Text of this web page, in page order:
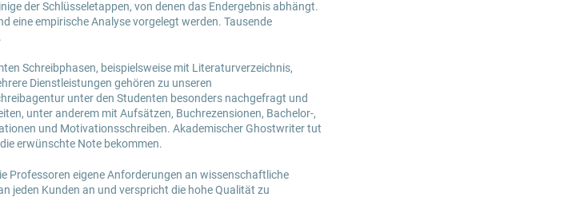
der Schlüsseletappen, von denen das Endergebnis abhängt.
eine empirische Analyse vorgelegt werden. Tausende
Schreibphasen, beispielsweise mit Literaturverzeichnis,
Dienstleistungen gehören zu unseren
unter den Studenten besonders nachgefragt und
unter anderem mit Aufsätzen, Buchrezensionen, Bachelor-,
und Motivationsschreiben. Akademischer Ghostwriter tut
erwünschte Note bekommen.
Professoren eigene Anforderungen an wissenschaftliche
jeden Kunden an und verspricht die hohe Qualität zu